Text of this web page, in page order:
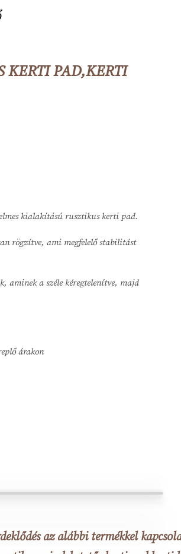
KERTI PAD,KERTI
kialakítású rusztikus kerti pad.
rögzítve, ami megfelelő stabilitást
aminek a széle kéregtelenítve, majd
árakon
az alábbi termékkel